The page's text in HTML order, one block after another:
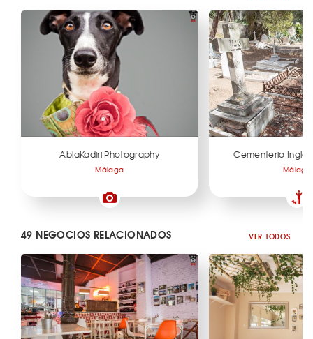
AblaKadiri Photography
Málaga
Cementerio
Málaga
49 NEGOCIOS RELACIONADOS VER TODOS